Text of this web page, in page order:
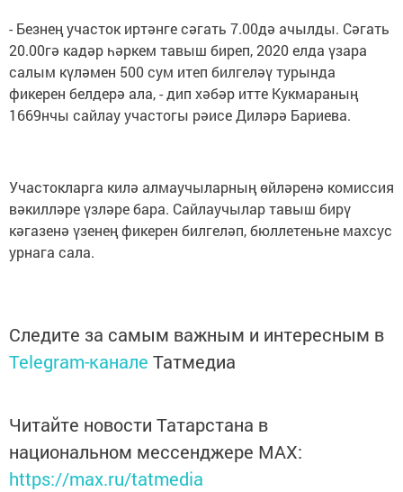
- Безнең участок иртәнге сәгать 7.00дә ачылды. Сәгать
20.00гә кадәр һәркем тавыш биреп, 2020 елда үзара
салым күләмен 500 сум итеп билгеләү турында
фикерен белдерә ала, - дип хәбәр итте Кукмараның
1669нчы сайлау участогы рәисе Диләрә Бариева.
Участокларга килә алмаучыларның өйләренә комиссия
вәкилләре үзләре бара. Сайлаучылар тавыш бирү
кәгазенә үзенең фикерен билгеләп, бюллетеньне махсус
урнага сала.
Следите за самым важным и интересным в
Telegram-канале Татмедиа
Читайте новости Татарстана в
национальном мессенджере MАХ:
https://max.ru/tatmedia